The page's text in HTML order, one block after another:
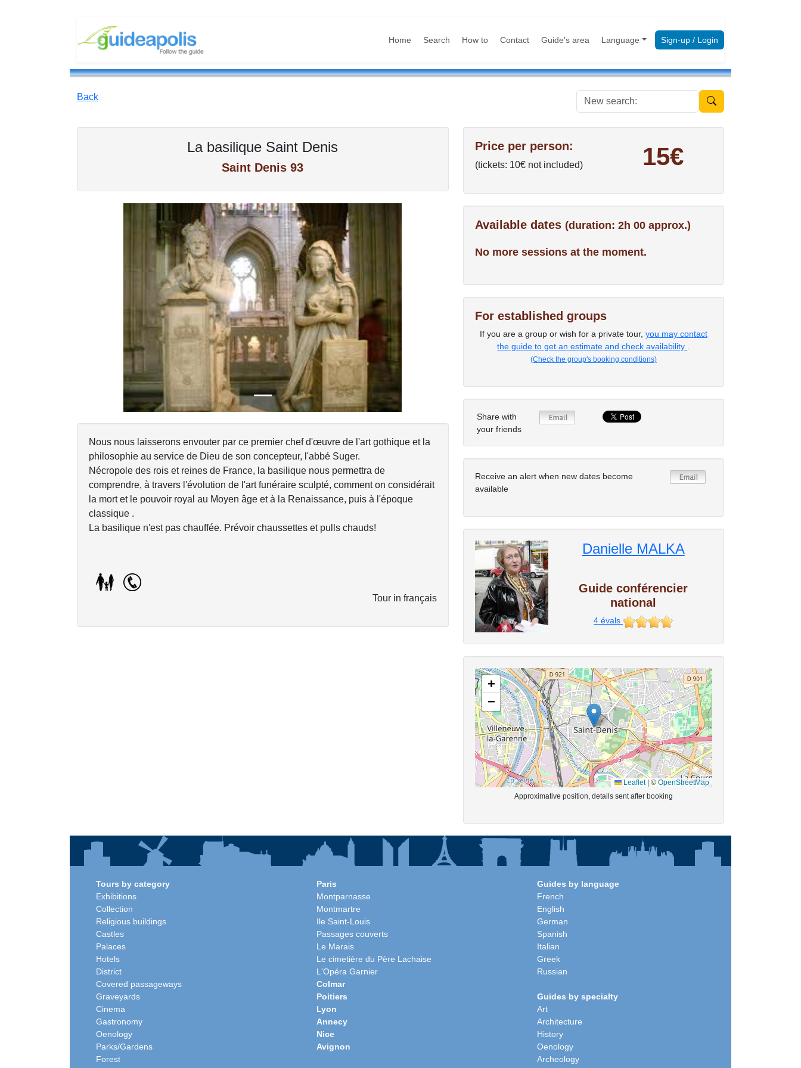
Home Search How to Contact Guide's area Language Sign-up / Login
Back New search:
La basilique Saint Denis
Saint Denis 93
Nous nous laisserons envouter par ce premier chef d'œuvre de l'art gothique et la
philosophie au service de Dieu de son concepteur, l'abbé Suger.
Nécropole des rois et reines de France, la basilique nous permettra de
comprendre, à travers l'évolution de l'art funéraire sculpté, comment on considérait
la mort et le pouvoir royal au Moyen âge et à la Renaissance, puis à l'époque
classique .
La basilique n'est pas chauffée. Prévoir chaussettes et pulls chauds!
Tour in français
Price per person:
(tickets: 10€ not included) 15€
Available dates (duration: 2h 00 approx.)
No more sessions at the moment.
For established groups
If you are a group or wish for a private tour, you may contact
the guide to get an estimate and check availability
(Check the group's booking conditions)
Share with
your friends
Receive an alert when new dates become
available
Danielle MALKA
Guide conférencier
national
4 évals
+
−
Leaflet © OpenStreetMap
Approximative position, details sent after booking
Tours by category
Exhibitions
Collection
Religious buildings
Castles
Palaces
Hotels
District
Covered passageways
Graveyards
Cinema
Gastronomy
Oenology
Parks/Gardens
Forest
Paris
Montparnasse
Montmartre
Ile Saint-Louis
Passages couverts
Le Marais
Le cimetière du Père Lachaise
L'Opéra Garnier
Colmar
Poitiers
Lyon
Annecy
Nice
Avignon
Guides by language
French
English
German
Spanish
Italian
Greek
Russian
Guides by specialty
Art
Architecture
History
Oenology
Archeology